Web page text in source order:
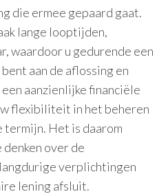
die ermee gepaard gaat.
lange looptijden,
waardoor u gedurende een
aan de aflossing en
aanzienlijke financiële
flexibiliteit in het beheren
termijn. Het is daarom
over de
verplichtingen
lening afsluit.